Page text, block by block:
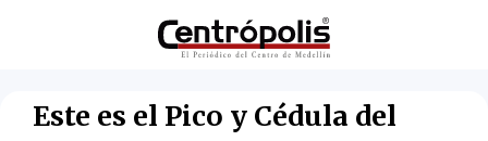
Este es el Pico y Cédula del